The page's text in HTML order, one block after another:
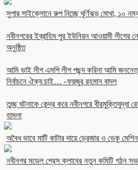
সুপার সাইক্লোনে রুপ নিচ্ছে ঘূর্ণিঝড় মোখা, ১০
নবীনগরের ইব্রাহিম পুর ইউনিয়ন আওয়ামী লীগের
অনুষ্ঠিত
আমি ভাই লীগ এমপি লীগ পছন্দ করিনা আমি
নির্বাচনে ঐক্য চাই… -ফয়জুর রহমান বাদল
তুচ্ছ ঘটনাকে কেন্দ্র করে নবীনগরে বীরমুক্তিযুদ্ধা
হামলা
অবৈধ ভাবে মাটি কাটার দায়ে ড্রেজার ও ভেকু
নবীনগর মডেল প্রেস ক্লাবের নতুন কমিটি গঠন